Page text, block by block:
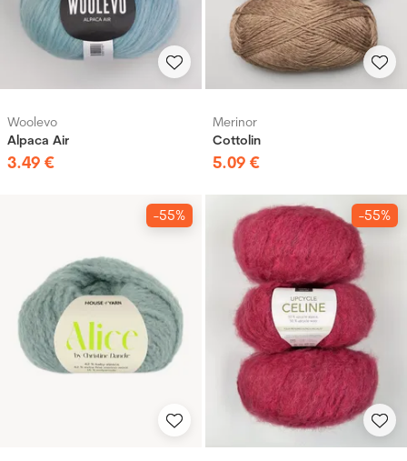
Woolevo
Alpaca Air
3.49 €
Merinor
Cottolin
5.09 €
-55% -55%